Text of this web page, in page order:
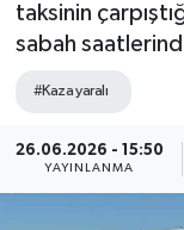
taksinin
sabah
#Kaza yaralı
26.06.2026 - 15:50
YAYINLANMA
Eğitim
Ekonomi
Kültür-Sanat